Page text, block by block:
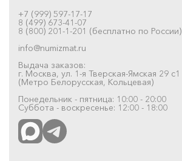
+7 (999) 597-17-17
8 (499) 673-41-07
8 (800) 201-1-201 (бесплатно по России)
info@numizmat.ru
Выдача заказов:
г. Москва, ул. 1-я Тверская-Ямская 29 с1
(Метро Белорусская, Кольцевая)
Понедельник - пятница: 10:00 - 20:00
Суббота - воскресенье: 12:00 - 18:00